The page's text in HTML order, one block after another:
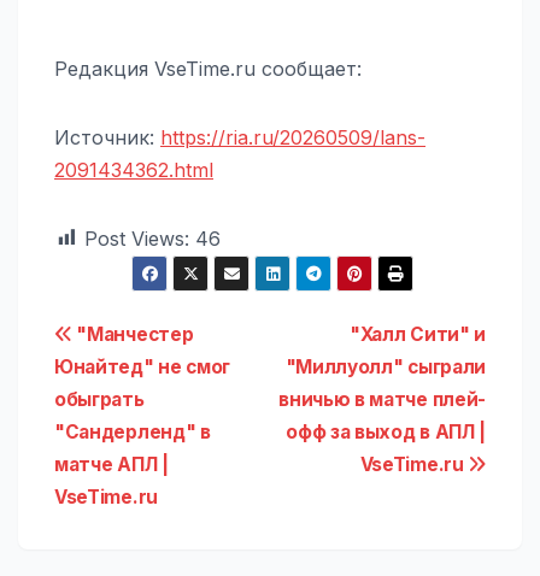
Редакция VseTime.ru сообщает:
Источник: https://ria.ru/20260509/lans-
2091434362.html
Post Views: 46
Навигация
по
записям
"Халл Сити" и
"Миллуолл" сыграли
вничью в матче плей-
офф за выход в АПЛ |
VseTime.ru
"Манчестер
Юнайтед" не смог
обыграть
"Сандерленд" в
матче АПЛ |
VseTime.ru